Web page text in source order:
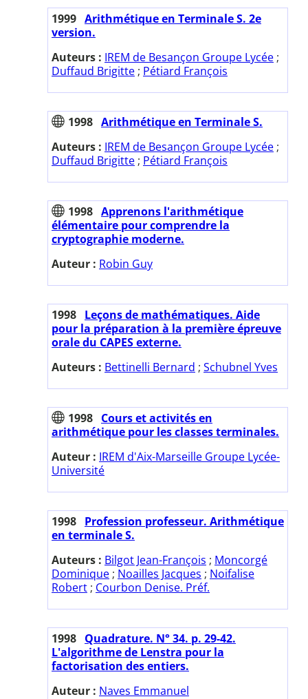
1999 Arithmétique en Terminale S. 2e
version.
Auteurs : IREM de Besançon Groupe Lycée ;
Duffaud Brigitte ; Pétiard François
1998 Arithmétique en Terminale S.
Auteurs : IREM de Besançon Groupe Lycée ;
Duffaud Brigitte ; Pétiard François
1998 Apprenons l'arithmétique
élémentaire pour comprendre la
cryptographie moderne.
Auteur : Robin Guy
1998 Leçons de mathématiques. Aide
pour la préparation à la première épreuve
orale du CAPES externe.
Auteurs : Bettinelli Bernard ; Schubnel Yves
1998 Cours et activités en
arithmétique pour les classes terminales.
Auteur : IREM d'Aix-Marseille Groupe Lycée-
Université
1998 Profession professeur. Arithmétique
en terminale S.
Auteurs : Bilgot Jean-François ; Moncorgé
Dominique ; Noailles Jacques ; Noifalise
Robert ; Courbon Denise. Préf.
1998 Quadrature. N° 34. p. 29-42.
L'algorithme de Lenstra pour la
factorisation des entiers.
Auteur : Naves Emmanuel